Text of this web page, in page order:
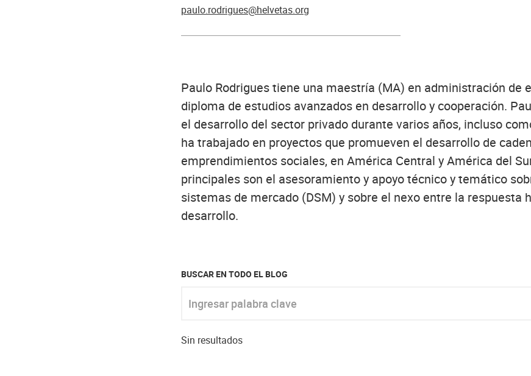
paulo.rodrigues@helvetas.org
Paulo Rodrigues tiene una maestría (MA) en administración de
diploma de estudios avanzados en desarrollo y cooperación.
el desarrollo del sector privado durante varios años, incluso
ha trabajado en proyectos que promueven el desarrollo de
emprendimientos sociales, en América Central y América del
principales son el asesoramiento y apoyo técnico y temático
sistemas de mercado (DSM) y sobre el nexo entre la respuesta
desarrollo.
BUSCAR EN TODO EL BLOG
Sin resultados